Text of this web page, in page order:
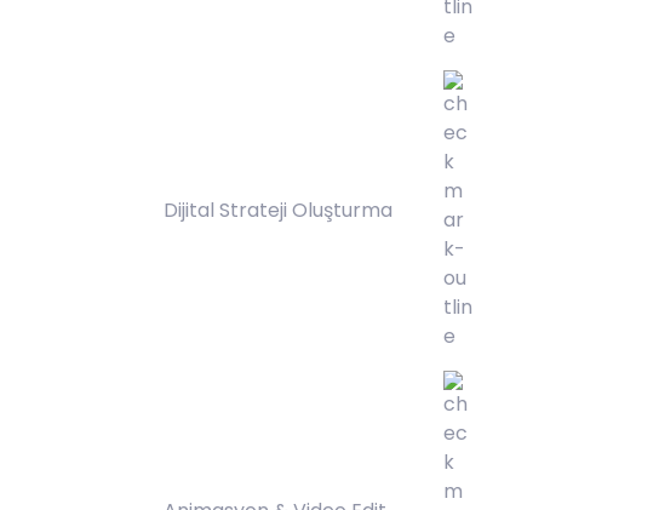
Dijital Strateji Oluşturma